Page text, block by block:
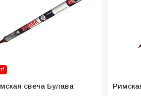
Мороз красный
Michail
Батарея
Шикарный
Салют был
4
свеча Булава